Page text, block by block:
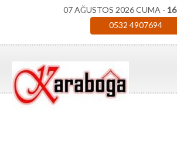
07 AĞUSTOS 2026 CUMA -
0532 4907694